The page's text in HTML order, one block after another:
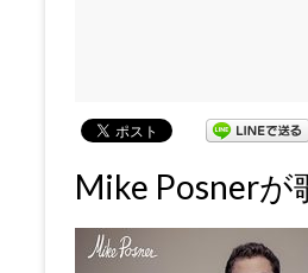
Mike Posner